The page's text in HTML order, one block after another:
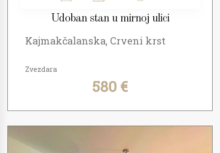
Udoban stan u mirnoj ulici
Kajmakčalanska, Crveni krst
Zvezdara
580 €